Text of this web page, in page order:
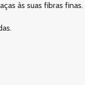
às suas fibras finas.